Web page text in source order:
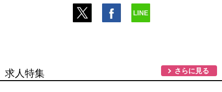
求人特集 さらに見る